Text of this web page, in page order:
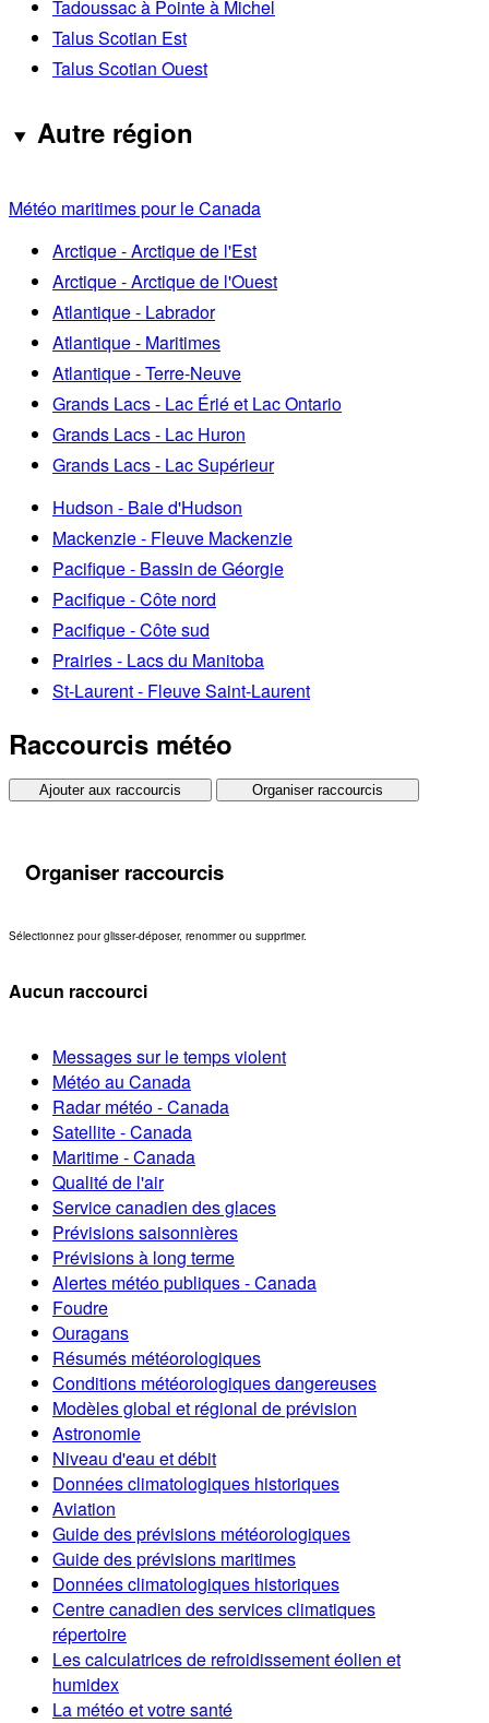
Tadoussac à Pointe à Michel
Talus Scotian Est
Talus Scotian Ouest
Autre région
Météo maritimes pour le Canada
Arctique - Arctique de l'Est
Arctique - Arctique de l'Ouest
Atlantique - Labrador
Atlantique - Maritimes
Atlantique - Terre-Neuve
Grands Lacs - Lac Érié et Lac Ontario
Grands Lacs - Lac Huron
Grands Lacs - Lac Supérieur
Hudson - Baie d'Hudson
Mackenzie - Fleuve Mackenzie
Pacifique - Bassin de Géorgie
Pacifique - Côte nord
Pacifique - Côte sud
Prairies - Lacs du Manitoba
St-Laurent - Fleuve Saint-Laurent
Raccourcis météo
Ajouter aux raccourcis Organiser raccourcis
Organiser raccourcis
Sélectionnez pour glisser-déposer, renommer ou supprimer.
Aucun raccourci
Messages sur le temps violent
Météo au Canada
Radar météo - Canada
Satellite - Canada
Maritime - Canada
Qualité de l'air
Service canadien des glaces
Prévisions saisonnières
Prévisions à long terme
Alertes météo publiques - Canada
Foudre
Ouragans
Résumés météorologiques
Conditions météorologiques dangereuses
Modèles global et régional de prévision
Astronomie
Niveau d'eau et débit
Données climatologiques historiques
Aviation
Guide des prévisions météorologiques
Guide des prévisions maritimes
Données climatologiques historiques
Centre canadien des services climatiques
répertoire
Les calculatrices de refroidissement éolien et
humidex
La météo et votre santé